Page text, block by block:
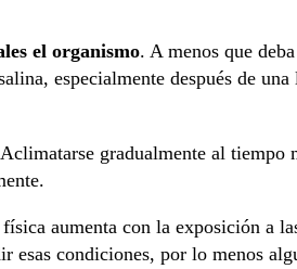
el organismo. A menos que
especialmente después de
gradualmente al tiempo
aumenta con la exposición a
esas condiciones, por lo menos